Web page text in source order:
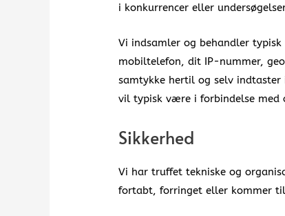
i konkurrencer eller
Vi indsamler og behandler
mobiltelefon, dit IP-nummer,
samtykke hertil og selv indtaster
vil typisk være i forbindelse med
Sikkerhed
Vi har truffet tekniske og
fortabt, forringet eller kommer til